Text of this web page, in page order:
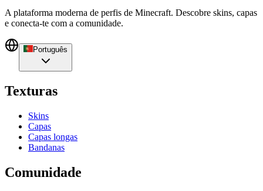
A plataforma moderna de perfis de Minecraft. Descobre skins, capas
e conecta-te com a comunidade.
Português
Texturas
Skins
Capas
Capas longas
Bandanas
Comunidade